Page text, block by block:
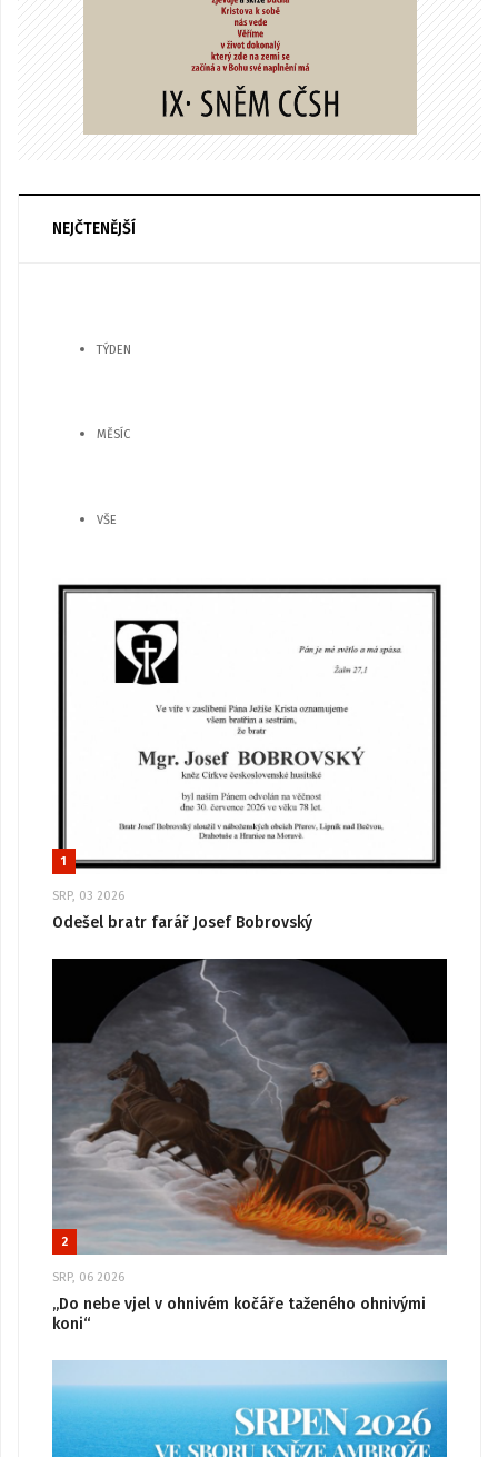
NEJČTENĚJŠÍ
TÝDEN
MĚSÍC
VŠE
1
SRP, 03 2026
Odešel bratr farář Josef Bobrovský
2
SRP, 06 2026
„Do nebe vjel v ohnivém kočáře taženého ohnivými
koni“